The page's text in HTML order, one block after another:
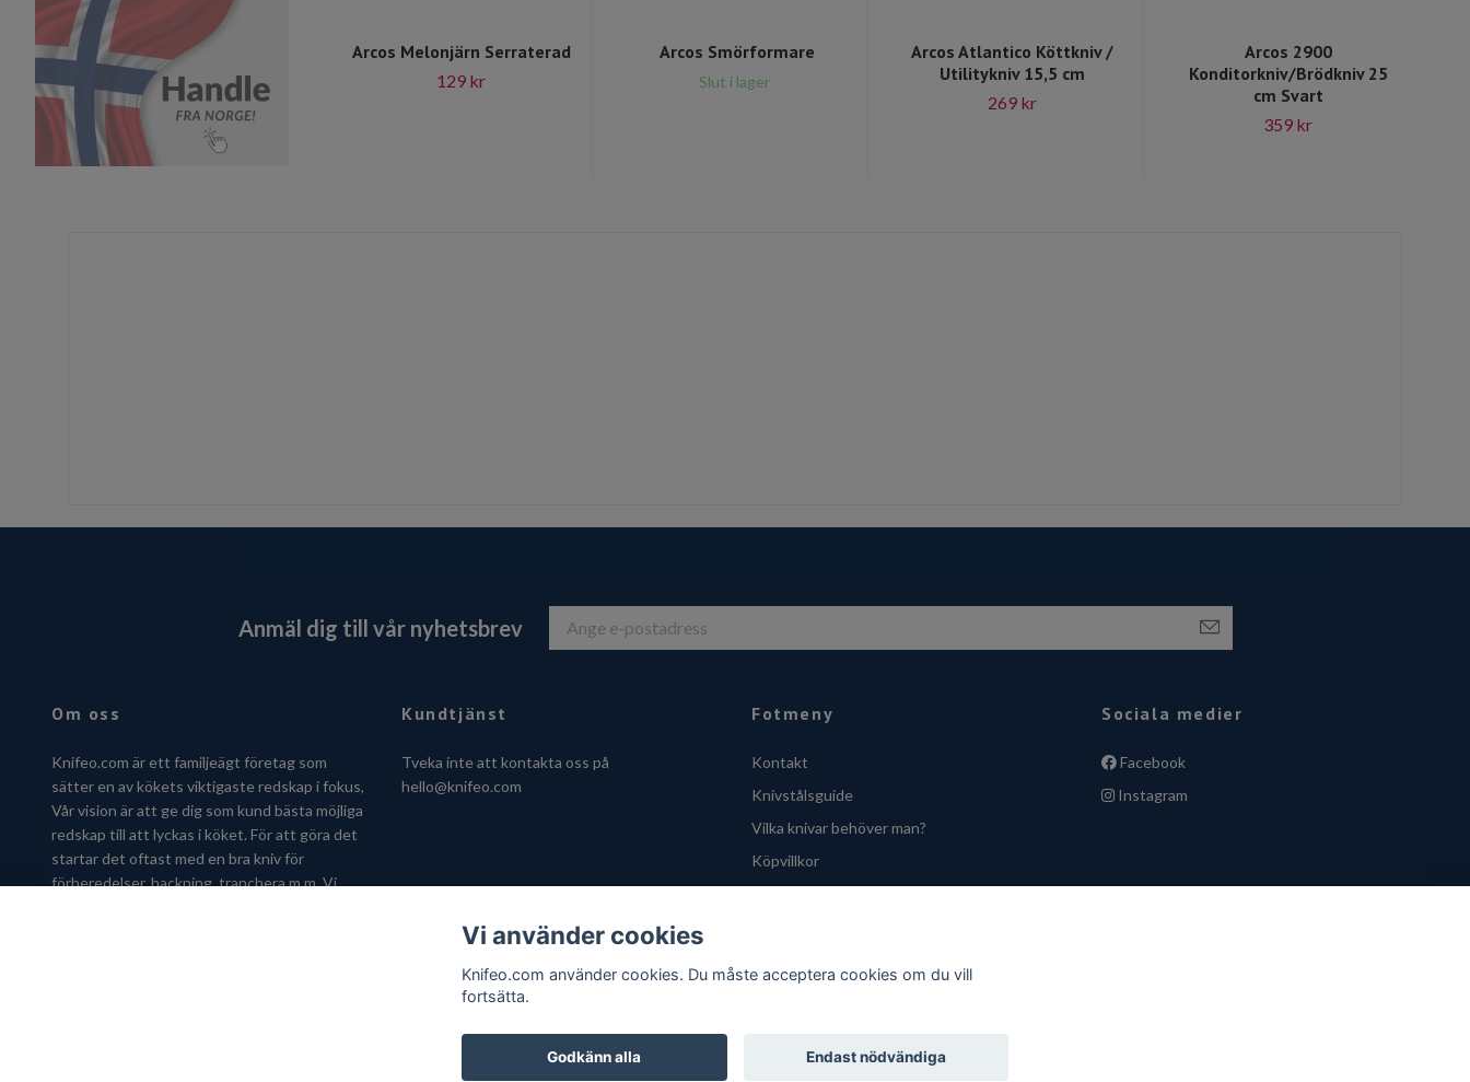
Arcos Melonjärn Serraterad
129 kr
Arcos Smörformare
Slut i lager
Arcos Atlantico Köttkniv /
Utilitykniv 15,5 cm
269 kr
Arcos 2900
Konditorkniv/Brödkniv 25
cm Svart
359 kr
Anmäl dig till vår nyhetsbrev
Om oss
Knifeo.com är ett familjeägt företag som
sätter en av kökets viktigaste redskap i fokus,
Vår vision är att ge dig som kund bästa möjliga
redskap till att lyckas i köket. För att göra det
startar det oftast med en bra kniv för
förberedelser, hackning, tranchera m.m. Vi
Kundtjänst
Tveka inte att kontakta oss på
hello@knifeo.com
Fotmeny
Kontakt
Knivstålsguide
Vilka knivar behöver man?
Köpvillkor
Sociala medier
Facebook
Instagram
Vi använder cookies
Knifeo.com använder cookies. Du måste acceptera cookies om du vill
fortsätta.
Godkänn alla Endast nödvändiga